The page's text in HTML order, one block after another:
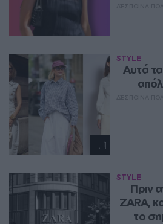
STYLE
Aυτά τα
STYLE
Πριν
ZARA,
το